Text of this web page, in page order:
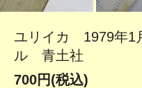
ユリイカ 1979年1
ル 青土社
700円(税込)